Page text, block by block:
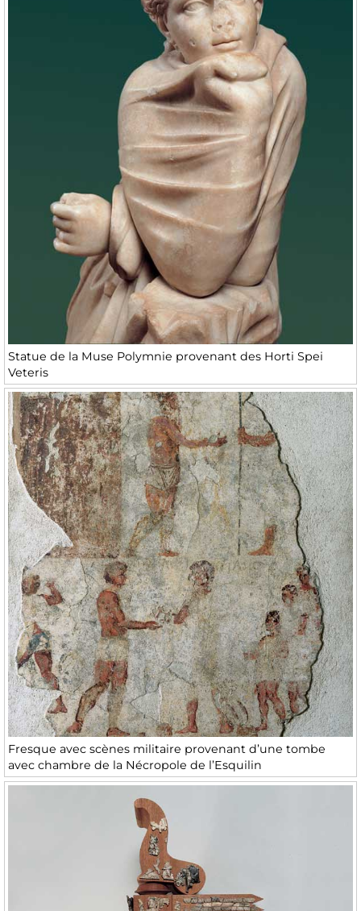
Statue de la Muse Polymnie provenant des Horti Spei
Veteris
Fresque avec scènes militaire provenant d’une tombe
avec chambre de la Nécropole de l’Esquilin